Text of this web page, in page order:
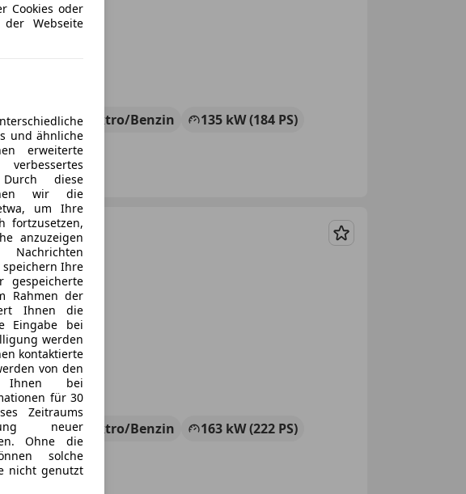
912 km Elektro/Benzin
135 kW (184 PS)
Merken
287 km Elektro/Benzin
163 kW (222 PS)
Cookies oder
Webseite
und ähnliche
erweiterte
diese
wir die
um Ihre
fortzusetzen,
anzuzeigen
Ihre
gespeicherte
Rahmen der
Ihnen die
Eingabe bei
werden
kontaktierte
von den
Ihnen bei
für 30
Zeitraums
neuer
Ohne die
solche
nicht genutzt